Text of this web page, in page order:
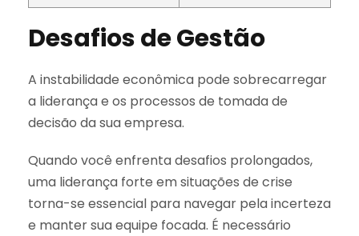
Desafios de Gestão
A instabilidade econômica pode sobrecarregar
a liderança e os processos de tomada de
decisão da sua empresa.
Quando você enfrenta desafios prolongados,
uma liderança forte em situações de crise
torna-se essencial para navegar pela incerteza
e manter sua equipe focada. É necessário